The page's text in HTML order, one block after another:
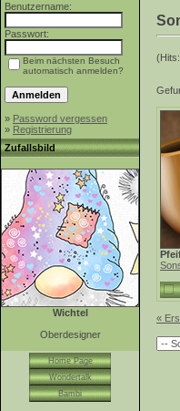
Benutzername:
Passwort:
Beim nächsten Besuch
automatisch anmelden?
» Password vergessen
» Registrierung
Zufallsbild
Wichtel
Oberdesigner
Home Page
Wondertalk
Bambi
«